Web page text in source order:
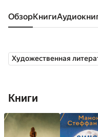
Обзор книги
Художественная
Книги